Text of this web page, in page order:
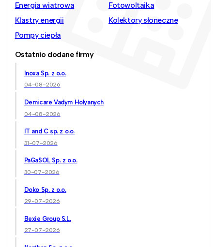
Energia wiatrowa
Fotowoltaika
Klastry energii
Kolektory słoneczne
Pompy ciepła
Ostatnio dodane firmy
Inoxa Sp. z o.o.
04-08-2026
Demicare Vadym Holyanych
04-08-2026
IT and C sp. z o.o.
31-07-2026
PaGaSOL Sp. z o.o.
30-07-2026
Doko Sp. z o.o.
29-07-2026
Bexie Group S.L.
27-07-2026